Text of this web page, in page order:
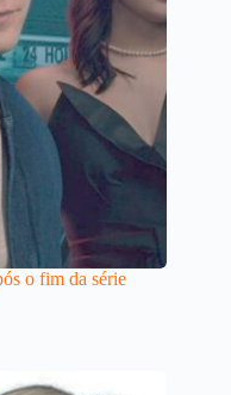
o fim da série